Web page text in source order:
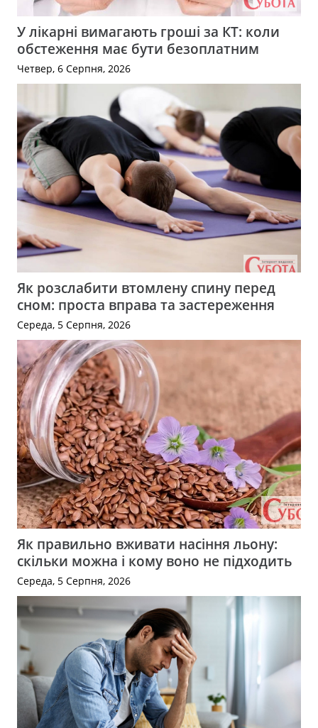
У лікарні вимагають гроші за КТ: коли
обстеження має бути безоплатним
Четвер, 6 Серпня, 2026
Як розслабити втомлену спину перед
сном: проста вправа та застереження
Середа, 5 Серпня, 2026
Як правильно вживати насіння льону:
скільки можна і кому воно не підходить
Середа, 5 Серпня, 2026